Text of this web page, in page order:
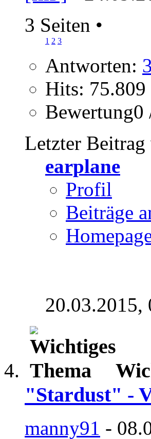
3 Seiten •
1 2 3
Antworten:
Hits: 75.809
Bewertung0
Letzter Beitrag
earplane
Profil
Beiträge
20.03.2015,
"Stardust" -
manny91 -